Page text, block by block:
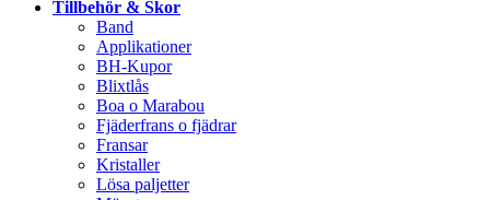
Tillbehör & Skor
Band
Applikationer
BH-Kupor
Blixtlås
Boa o Marabou
Fjäderfrans o fjädrar
Fransar
Kristaller
Lösa paljetter